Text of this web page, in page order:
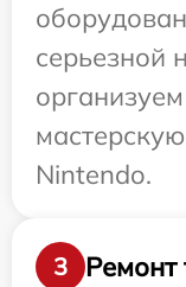
серьезной
Nintendo.
3
Ремонт